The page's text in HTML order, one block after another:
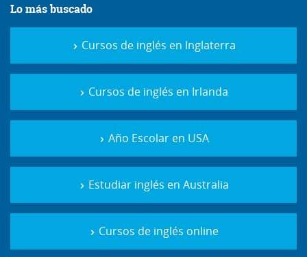
Lo más buscado
Cursos de inglés en Inglaterra
Cursos de inglés en Irlanda
Año Escolar en USA
Estudiar inglés en Australia
Cursos de inglés online